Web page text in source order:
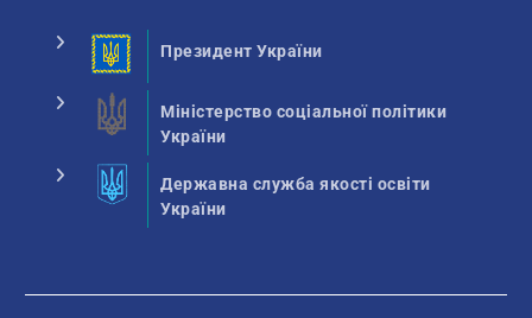
Президент України
Міністерство соціальної політики
України
Державна служба якості освіти
України